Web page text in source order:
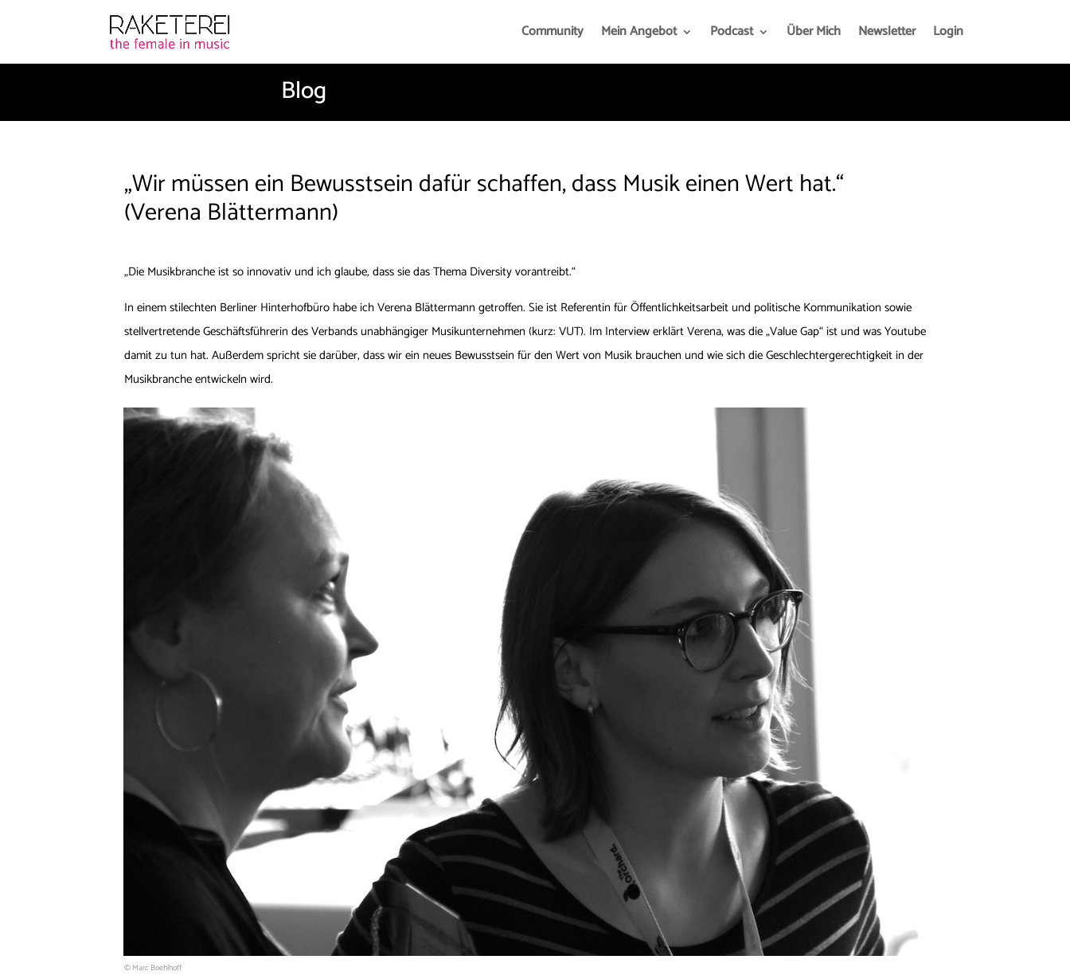
Community Mein Angebot Podcast Über Mich Newsletter Login
Blog
„Wir müssen ein Bewusstsein dafür schaffen, dass Musik einen Wert hat.“
(Verena Blättermann)
„Die Musikbranche ist so innovativ und ich glaube, dass sie das Thema Diversity vorantreibt.“
In einem stilechten Berliner Hinterhofbüro habe ich Verena Blättermann getroffen. Sie ist Referentin für Öffentlichkeitsarbeit und politische Kommunikation sowie
stellvertretende Geschäftsführerin des Verbands unabhängiger Musikunternehmen (kurz: VUT). Im Interview erklärt Verena, was die „Value Gap“ ist und was Youtube
damit zu tun hat. Außerdem spricht sie darüber, dass wir ein neues Bewusstsein für den Wert von Musik brauchen und wie sich die Geschlechtergerechtigkeit in der
Musikbranche entwickeln wird.
© Marc Boehlhoff